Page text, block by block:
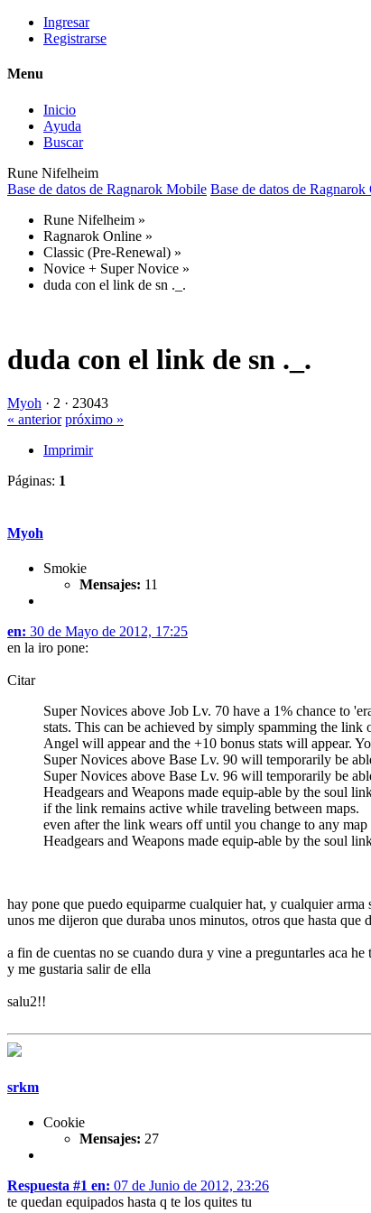
Ingresar
Registrarse
Menu
Inicio
Ayuda
Buscar
Rune Nifelheim
Base de datos de Ragnarok Mobile Base de datos de Ragnarok
Rune Nifelheim »
Ragnarok Online »
Classic (Pre-Renewal) »
Novice + Super Novice »
duda con el link de sn ._.
duda con el link de sn ._.
Myoh · 2 · 23043
« anterior próximo »
Imprimir
Páginas: 1
Myoh
Smokie
Mensajes: 11
en: 30 de Mayo de 2012, 17:25
en la iro pone:
Citar
Super Novices above Job Lv. 70 have a 1% chance to
stats. This can be achieved by simply spamming the
Angel will appear and the +10 bonus stats will appear.
Super Novices above Base Lv. 90 will temporarily be
Super Novices above Base Lv. 96 will temporarily be
Headgears and Weapons made equip-able by the soul
if the link remains active while traveling between maps.
even after the link wears off until you change to any
Headgears and Weapons made equip-able by the soul
hay pone que puedo equiparme cualquier hat, y cualquier
unos me dijeron que duraba unos minutos, otros que hasta que
a fin de cuentas no se cuando dura y vine a preguntarles aca he
y me gustaria salir de ella
salu2!!
srkm
Cookie
Mensajes: 27
Respuesta #1 en: 07 de Junio de 2012, 23:26
te quedan equipados hasta q te los quites tu